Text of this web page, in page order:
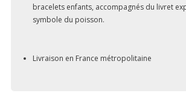
bracelets enfants, accompagnés du livret
symbole du poisson.
Livraison en France métropolitaine